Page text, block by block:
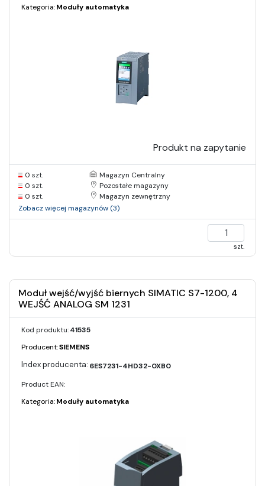
Kategoria:Moduły automatyka
Produkt na zapytanie
0 szt.
Magazyn Centralny
0 szt.
Pozostałe magazyny
0 szt.
Magazyn zewnętrzny
Zobacz więcej magazynów (3)
szt.
Moduł wejść/wyjść biernych SIMATIC S7-1200, 4
WEJŚĆ ANALOG SM 1231
Kod produktu:41535
Producent:SIEMENS
6ES7231-4HD32-0XB0
Product EAN:
Kategoria:Moduły automatyka